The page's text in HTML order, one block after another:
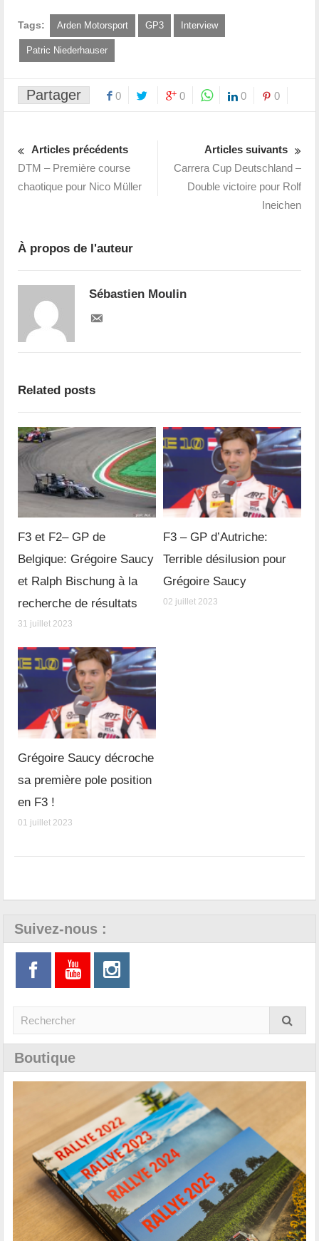
Tags: Arden Motorsport GP3 Interview
Patric Niederhauser
Partager 0 0 0 0
Articles précédents
DTM – Première course
chaotique pour Nico Müller
Articles suivants
Carrera Cup Deutschland –
Double victoire pour Rolf
Ineichen
À propos de l'auteur
Sébastien Moulin
Related posts
F3 et F2– GP de
Belgique: Grégoire Saucy
et Ralph Bischung à la
recherche de résultats
31 juillet 2023
F3 – GP d’Autriche:
Terrible désilusion pour
Grégoire Saucy
02 juillet 2023
Grégoire Saucy décroche
sa première pole position
en F3 !
01 juillet 2023
Suivez-nous :
Boutique